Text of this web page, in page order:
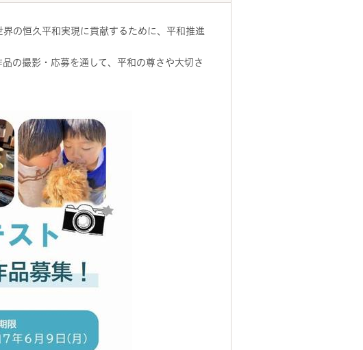
界の恒久平和実現に貢献するために、平和推進
の撮影・応募を通して、平和の尊さや大切さ